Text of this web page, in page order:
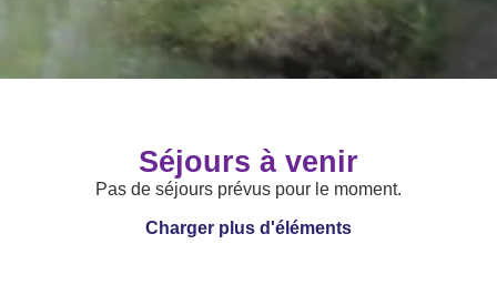
Séjours à venir
Pas de séjours prévus pour le moment.
Charger plus d'éléments